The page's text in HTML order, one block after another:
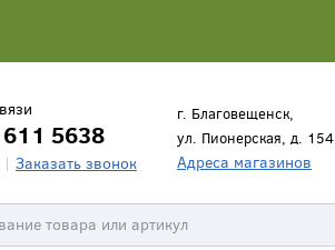
5638
Заказать звонок
г. Благовещенск,
ул. Пионерская, д. 154
Адреса магазинов